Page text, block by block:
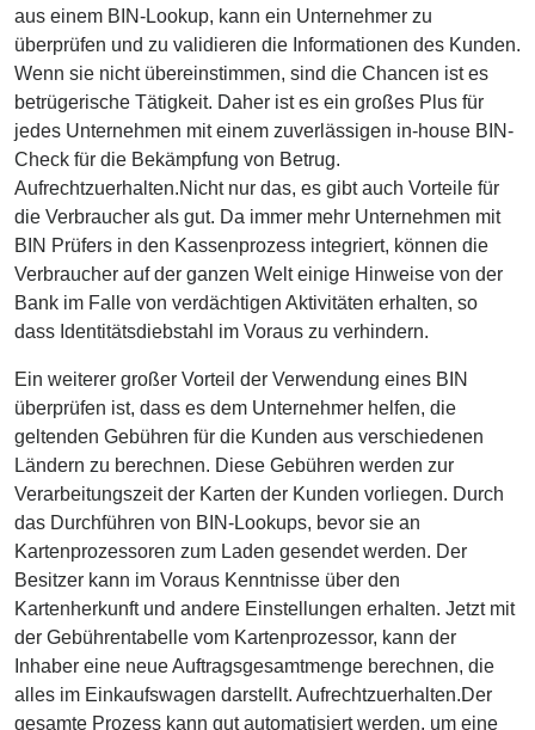
aus einem BIN-Lookup, kann ein Unternehmer zu
überprüfen und zu validieren die Informationen des Kunden.
Wenn sie nicht übereinstimmen, sind die Chancen ist es
betrügerische Tätigkeit. Daher ist es ein großes Plus für
jedes Unternehmen mit einem zuverlässigen in-house BIN-
Check für die Bekämpfung von Betrug.
Aufrechtzuerhalten.Nicht nur das, es gibt auch Vorteile für
die Verbraucher als gut. Da immer mehr Unternehmen mit
BIN Prüfers in den Kassenprozess integriert, können die
Verbraucher auf der ganzen Welt einige Hinweise von der
Bank im Falle von verdächtigen Aktivitäten erhalten, so
dass Identitätsdiebstahl im Voraus zu verhindern.
Ein weiterer großer Vorteil der Verwendung eines BIN
überprüfen ist, dass es dem Unternehmer helfen, die
geltenden Gebühren für die Kunden aus verschiedenen
Ländern zu berechnen. Diese Gebühren werden zur
Verarbeitungszeit der Karten der Kunden vorliegen. Durch
das Durchführen von BIN-Lookups, bevor sie an
Kartenprozessoren zum Laden gesendet werden. Der
Besitzer kann im Voraus Kenntnisse über den
Kartenherkunft und andere Einstellungen erhalten. Jetzt mit
der Gebührentabelle vom Kartenprozessor, kann der
Inhaber eine neue Auftragsgesamtmenge berechnen, die
alles im Einkaufswagen darstellt. Aufrechtzuerhalten.Der
gesamte Prozess kann gut automatisiert werden, um eine